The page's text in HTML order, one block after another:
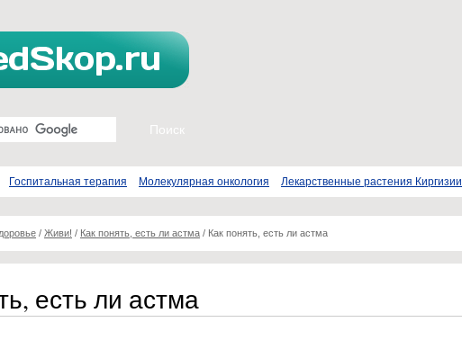
Госпитальная терапия Молекулярная онкология Лекарственные растения Киргизии
/ Живи! / Как понять, есть ли астма / Как понять, есть ли астма
есть ли астма